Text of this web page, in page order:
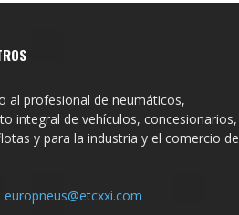
al profesional de neumáticos,
integral de vehículos, concesionarios,
y para la industria y el comercio de
europneus@etcxxi.com